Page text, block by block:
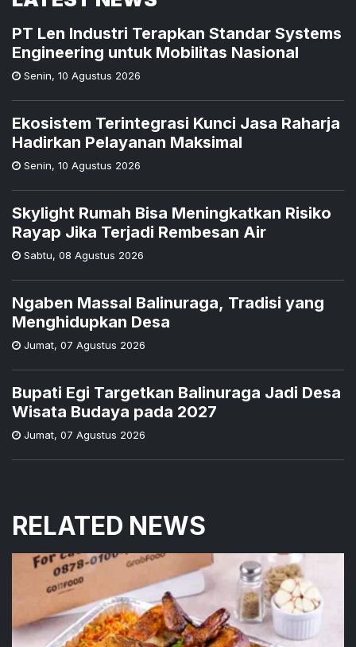
PT Len Industri Terapkan Standar Systems
Engineering untuk Mobilitas Nasional
Senin, 10 Agustus 2026
Ekosistem Terintegrasi Kunci Jasa Raharja
Hadirkan Pelayanan Maksimal
Senin, 10 Agustus 2026
Skylight Rumah Bisa Meningkatkan Risiko
Rayap Jika Terjadi Rembesan Air
Sabtu, 08 Agustus 2026
Ngaben Massal Balinuraga, Tradisi yang
Menghidupkan Desa
Jumat, 07 Agustus 2026
Bupati Egi Targetkan Balinuraga Jadi Desa
Wisata Budaya pada 2027
Jumat, 07 Agustus 2026
RELATED NEWS